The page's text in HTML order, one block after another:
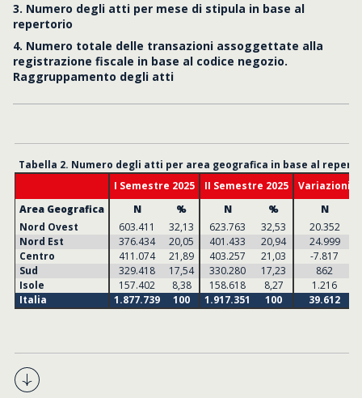
3. Numero degli atti per mese di stipula in base al
repertorio
4. Numero totale delle transazioni assoggettate alla
registrazione fiscale in base al codice negozio.
Raggruppamento degli atti
Tabella 2. Numero degli atti per area geografica in base al
I Semestre 2025
II Semestre 2025
Variazioni
Area Geografica
N % N %
N
Nord Ovest
603.411 32,13 623.763 32,53
20.352
Nord Est
376.434 20,05 401.433 20,94
24.999
Centro
411.074 21,89 403.257 21,03
-7.817
Sud
329.418 17,54 330.280 17,23
862
Isole
157.402 8,38 158.618 8,27
1.216
Italia
1.877.739 100 1.917.351 100 39.612